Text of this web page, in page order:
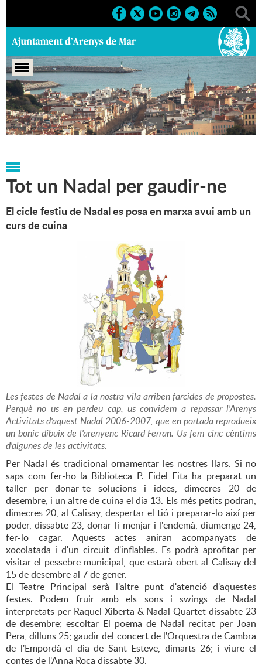
Portada > Notícies > Marcs > Culturals > 2006 > Nadal
2006
Tot un Nadal per gaudir-ne
El cicle festiu de Nadal es posa en marxa avui amb un
curs de cuina
Les festes de Nadal a la nostra vila arriben farcides de propostes.
Perquè no us en perdeu cap, us convidem a repassar l'Arenys
Activitats d'aquest Nadal 2006-2007, que en portada reprodueix
un bonic dibuix de l'arenyenc Ricard Ferran. Us fem cinc cèntims
d'algunes de les activitats.
Per Nadal és tradicional ornamentar les nostres llars. Si no
saps com fer-ho la Biblioteca P. Fidel Fita ha preparat un
taller per donar-te solucions i idees, dimecres 20 de
desembre, i un altre de cuina el dia 13. Els més petits podran,
dimecres 20, al Calisay, despertar el tió i preparar-lo així per
poder, dissabte 23, donar-li menjar i l'endemà, diumenge 24,
fer-lo cagar. Aquests actes aniran acompanyats de
xocolatada i d'un circuit d'inflables. Es podrà aprofitar per
visitar el pessebre municipal, que estarà obert al Calisay del
15 de desembre al 7 de gener.
El Teatre Principal serà l'altre punt d'atenció d'aquestes
festes. Podem fruir amb els sons i swings de Nadal
interpretats per Raquel Xiberta & Nadal Quartet dissabte 23
de desembre; escoltar El poema de Nadal recitat per Joan
Pera, dilluns 25; gaudir del concert de l'Orquestra de Cambra
de l'Empordà el dia de Sant Esteve, dimarts 26; i viure el
contes de l'Anna Roca dissabte 30.